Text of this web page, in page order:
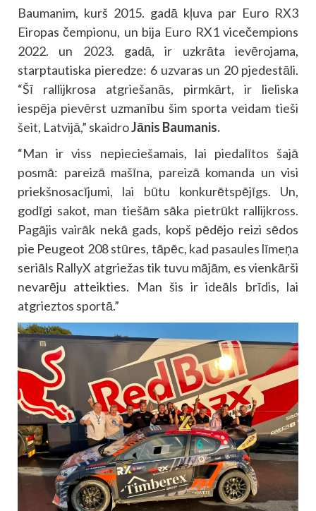
Baumanim, kurš 2015. gadā kļuva par Euro RX3
Eiropas čempionu, un bija Euro RX1 vicečempions
2022. un 2023. gadā, ir uzkrāta ievērojama,
starptautiska pieredze: 6 uzvaras un 20 pjedestāli.
“Šī rallijkrosa atgriešanās, pirmkārt, ir lieliska
iespēja pievērst uzmanību šim sporta veidam tieši
šeit, Latvijā,” skaidroJānis Baumanis.
“Man ir viss nepieciešamais, lai piedalītos šajā
posmā: pareizā mašīna, pareizā komanda un visi
priekšnosacījumi, lai būtu konkurētspējīgs. Un,
godīgi sakot, man tiešām sāka pietrūkt rallijkross.
Pagājis vairāk nekā gads, kopš pēdējo reizi sēdos
pie Peugeot 208 stūres, tāpēc, kad pasaules līmeņa
seriāls RallyX atgriežas tik tuvu mājām, es vienkārši
nevarēju atteikties. Man šis ir ideāls brīdis, lai
atgrieztos sportā.”